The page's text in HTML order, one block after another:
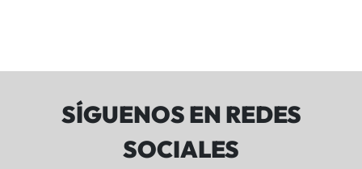
SÍGUENOS EN REDES
SOCIALES